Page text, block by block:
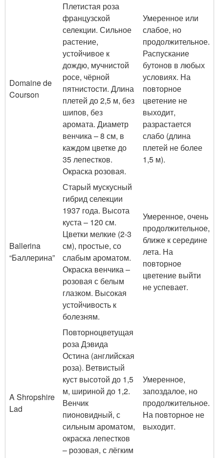
Domaine de
Courson
Плетистая роза
французской
селекции. Сильное
растение,
устойчивое к
дождю, мучнистой
росе, чёрной
пятнистости. Длина
плетей до 2,5 м, без
шипов, без
аромата. Диаметр
венчика – 8 см, в
каждом цветке до
35 лепестков.
Окраска розовая.
Умеренное или
слабое, но
продолжительное.
Распускание
бутонов в любых
условиях. На
повторное
цветение не
выходит,
разрастается
слабо (длина
плетей не более
1,5 м).
Ballerina
“Баллерина”
Старый мускусный
гибрид селекции
1937 года. Высота
куста – 120 см.
Цветки мелкие (2-3
см), простые, со
слабым ароматом.
Окраска венчика –
розовая с белым
глазком. Высокая
устойчивость к
болезням.
Умеренное, очень
продолжительное,
ближе к середине
лета. На
повторное
цветение выйти
не успевает.
A Shropshire
Lad
Повторноцветущая
роза Дэвида
Остина (английская
роза). Ветвистый
куст высотой до 1,5
м, шириной до 1,2.
Венчик
пионовидный, с
сильным ароматом,
окраска лепестков
– розовая, с лёгким
Умеренное,
запоздалое, но
продолжительное.
На повторное не
выходит.